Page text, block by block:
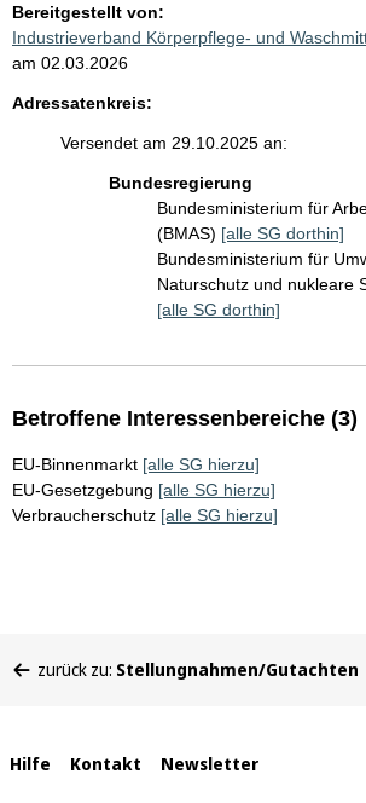
Bereitgestellt von:
Industrieverband Körperpflege- und
am 02.03.2026
Adressatenkreis:
Versendet am 29.10.2025 an:
Bundesregierung
Bundesministerium für
(BMAS) [alle SG dorthin]
Bundesministerium für
Naturschutz und nukleare
[alle SG dorthin]
Betroffene Interessenbereiche (3)
EU-Binnenmarkt [alle SG hierzu]
EU-Gesetzgebung [alle SG hierzu]
Verbraucherschutz [alle SG hierzu]
befinden
zurück zu: Stellungnahmen/Gutachten
Interne
Hilfe Kontakt Newsletter